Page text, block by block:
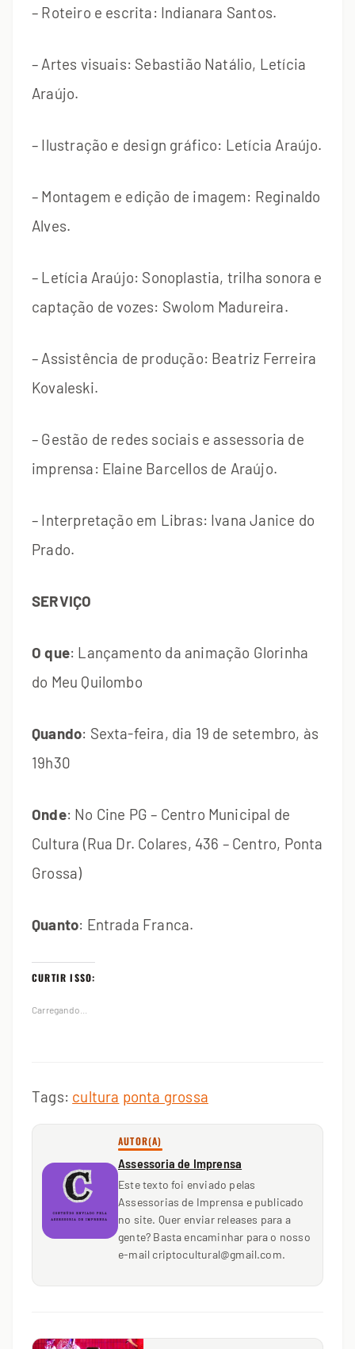
– Roteiro e escrita: Indianara Santos.
– Artes visuais: Sebastião Natálio, Letícia
Araújo.
– Ilustração e design gráfico: Letícia Araújo.
– Montagem e edição de imagem: Reginaldo
Alves.
– Letícia Araújo: Sonoplastia, trilha sonora e
captação de vozes: Swolom Madureira.
– Assistência de produção: Beatriz Ferreira
Kovaleski.
– Gestão de redes sociais e assessoria de
imprensa: Elaine Barcellos de Araújo.
– Interpretação em Libras: Ivana Janice do
Prado.
SERVIÇO
O que: Lançamento da animação Glorinha
do Meu Quilombo
Quando: Sexta-feira, dia 19 de setembro, às
19h30
Onde: No Cine PG – Centro Municipal de
Cultura (Rua Dr. Colares, 436 – Centro, Ponta
Grossa)
Quanto: Entrada Franca.
CURTIR ISSO:
Carregando...
Tags: cultura ponta grossa
AUTOR(A)
Assessoria de Imprensa
Este texto foi enviado pelas
Assessorias de Imprensa e publicado
no site. Quer enviar releases para a
gente? Basta encaminhar para o nosso
e-mail criptocultural@gmail.com.